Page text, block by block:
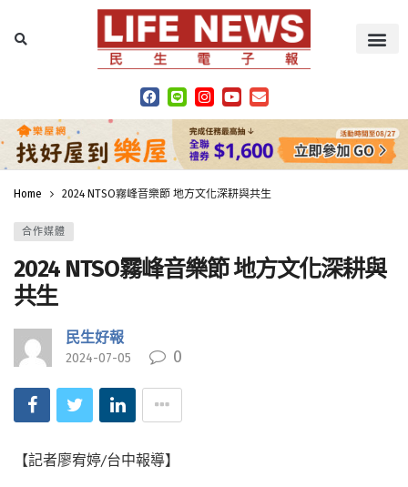
Home 2024 NTSO霧峰音樂節 地方文化深耕與共生
合作媒體
2024 NTSO霧峰音樂節 地方文化深耕與
共生
民生好報
2024-07-05 0
【記者廖宥婷/台中報導】